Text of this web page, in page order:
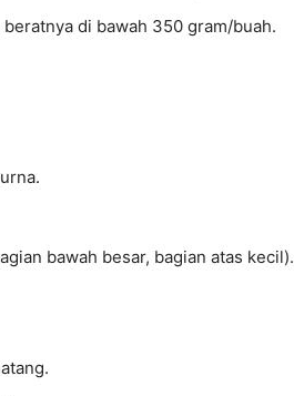
di bawah 350 gram/buah.
bawah besar, bagian atas kecil).